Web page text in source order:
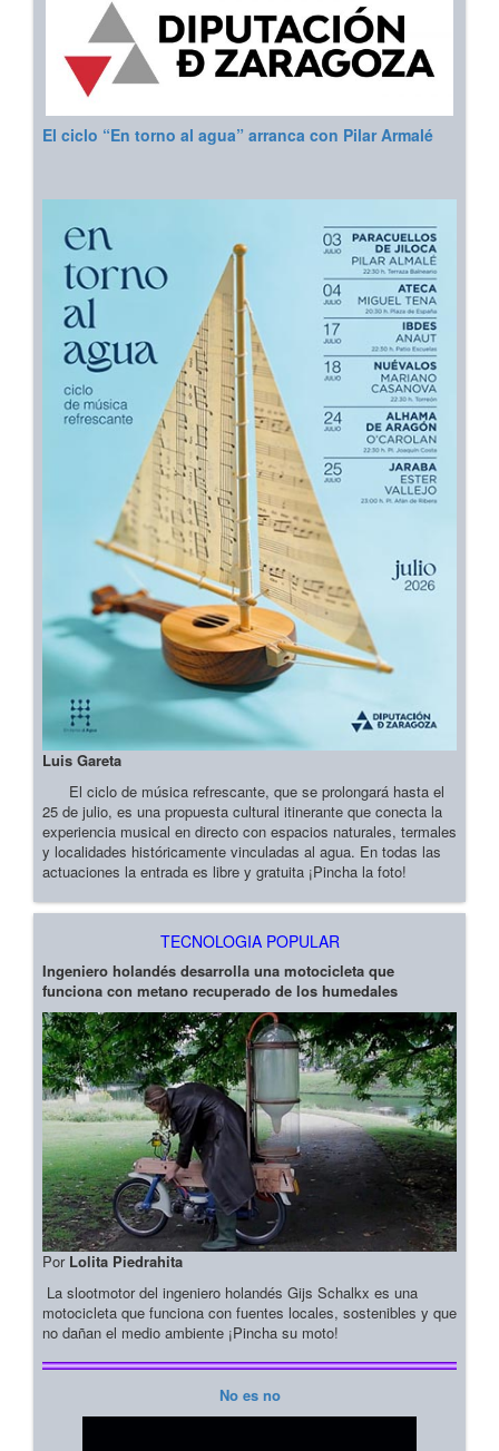
El ciclo “En torno al agua” arranca con Pilar Armalé
Luis Gareta
El ciclo de música refrescante, que se prolongará hasta el
25 de julio, es una propuesta cultural itinerante que conecta la
experiencia musical en directo con espacios naturales, termales
y localidades históricamente vinculadas al agua. En todas las
actuaciones la entrada es libre y gratuita ¡Pincha la foto!
TECNOLOGIA POPULAR
Ingeniero holandés desarrolla una motocicleta que
funciona con metano recuperado de los humedales
Por Lolita Piedrahita
La slootmotor del ingeniero holandés Gijs Schalkx es una
motocicleta que funciona con fuentes locales, sostenibles y que
no dañan el medio ambiente ¡Pincha su moto!
No es no